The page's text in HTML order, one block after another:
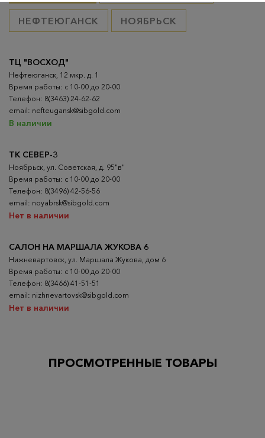
НЕФТЕЮГАНСК НОЯБРЬСК
ТК СЕВЕР-3
Ноябрьск, ул. Советская, д. 95"в"
Время работы: с 10-00 до 20-00
Телефон: 8(3496) 42-56-56
email: noyabrsk@sibgold.com
Нет в наличии
ТЦ "ВОСХОД"
Нефтеюганск, 12 мкр. д. 1
Время работы: с 10-00 до 20-00
Телефон: 8(3463) 24-62-62
email: nefteugansk@sibgold.com
В наличии
САЛОН НА МАРШАЛА ЖУКОВА 6
Нижневартовск, ул. Маршала Жукова, дом 6
Время работы: с 10-00 до 20-00
Телефон: 8(3466) 41-51-51
email: nizhnevartovsk@sibgold.com
Нет в наличии
ПРОСМОТРЕННЫЕ ТОВАРЫ